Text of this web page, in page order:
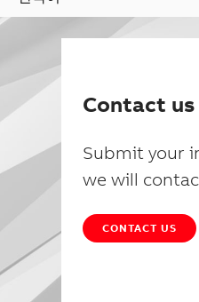
Contact us
Submit your
we will
CONTACT US